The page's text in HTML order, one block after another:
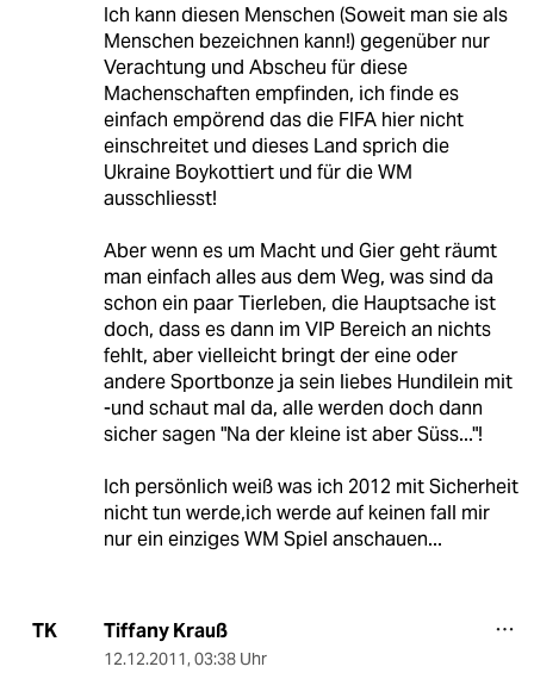
Ich kann diesen Menschen (Soweit man sie als
Menschen bezeichnen kann!) gegenüber nur
Verachtung und Abscheu für diese
Machenschaften empfinden, ich finde es
einfach empörend das die FIFA hier nicht
einschreitet und dieses Land sprich die
Ukraine Boykottiert und für die WM
ausschliesst!
Aber wenn es um Macht und Gier geht räumt
man einfach alles aus dem Weg, was sind da
schon ein paar Tierleben, die Hauptsache ist
doch, dass es dann im VIP Bereich an nichts
fehlt, aber vielleicht bringt der eine oder
andere Sportbonze ja sein liebes Hundilein mit
-und schaut mal da, alle werden doch dann
sicher sagen "Na der kleine ist aber Süss..."!
Ich persönlich weiß was ich 2012 mit Sicherheit
nicht tun werde,ich werde auf keinen fall mir
nur ein einziges WM Spiel anschauen...
TK Tiffany Krauß
12.12.2011, 03:38 Uhr